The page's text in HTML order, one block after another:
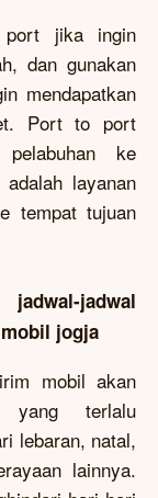
port jika ingin
dan gunakan
mendapatkan
Port to port
ke
layanan
tempat tujuan
jadwal
jogja
mobil akan
yang terlalu
lebaran, natal,
lainnya.